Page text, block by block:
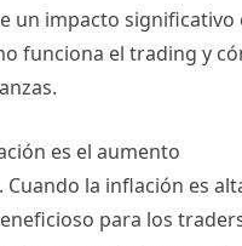
un impacto significativo
funciona el trading y
es el aumento
la inflación es
para los